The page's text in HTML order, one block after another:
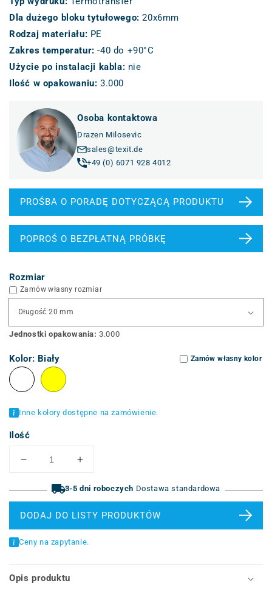
Dla dużego bloku tytułowego:20x6mm
Rodzaj materiału: PE
Zakres temperatur:-40 do +90°C
Użycie po instalacji kabla: nie
Ilość w opakowaniu:3.000
Osoba kontaktowa
Drazen Milosevic
sales@texit.de
+49 (0) 6071 928 4012
PROŚBA O PORADĘ DOTYCZĄCĄ PRODUKTU
POPROŚ O BEZPŁATNĄ PRÓBKĘ
Rozmiar
Zamów własny rozmiar
Jednostki opakowania:3.000
Kolor: Biały Zamów własny kolor
Inne kolory dostępne na zamówienie.
Ilość
Zmniejszenie
do
etykietowania
przewodów
(ART)
Zwiększenie
do
etykietowania
przewodów
(ART)
3-5 dni roboczych Dostawa standardowa
DODAJ DO LISTY PRODUKTÓW
Ceny na zapytanie.
Opis produktu